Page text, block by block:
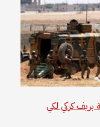
بريف كركي لكي